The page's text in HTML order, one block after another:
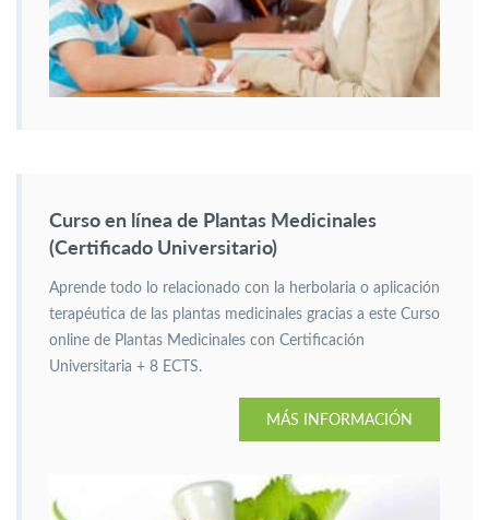
Curso en línea de Plantas Medicinales
(Certificado Universitario)
Aprende todo lo relacionado con la herbolaria o aplicación
terapéutica de las plantas medicinales gracias a este Curso
online de Plantas Medicinales con Certificación
Universitaria + 8 ECTS.
MÁS INFORMACIÓN